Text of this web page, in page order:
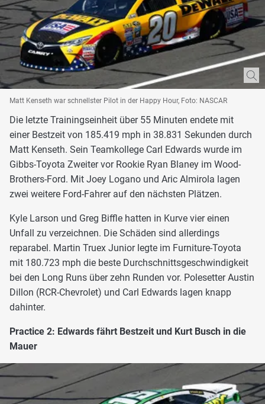
Matt Kenseth war schnellster Pilot in der Happy Hour, Foto: NASCAR
Die letzte Trainingseinheit über 55 Minuten endete mit
einer Bestzeit von 185.419 mph in 38.831 Sekunden durch
Matt Kenseth. Sein Teamkollege Carl Edwards wurde im
Gibbs-Toyota Zweiter vor Rookie Ryan Blaney im Wood-
Brothers-Ford. Mit Joey Logano und Aric Almirola lagen
zwei weitere Ford-Fahrer auf den nächsten Plätzen.
Kyle Larson und Greg Biffle hatten in Kurve vier einen
Unfall zu verzeichnen. Die Schäden sind allerdings
reparabel. Martin Truex Junior legte im Furniture-Toyota
mit 180.723 mph die beste Durchschnittsgeschwindigkeit
bei den Long Runs über zehn Runden vor. Polesetter Austin
Dillon (RCR-Chevrolet) und Carl Edwards lagen knapp
dahinter.
Practice 2: Edwards fährt Bestzeit und Kurt Busch in die
Mauer